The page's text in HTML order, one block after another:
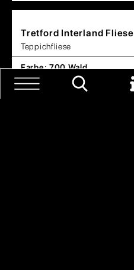
Tretford Interland Fliese
Teppichfliese
Farbe:700 Wald
Format:
50 cm x 50 cm